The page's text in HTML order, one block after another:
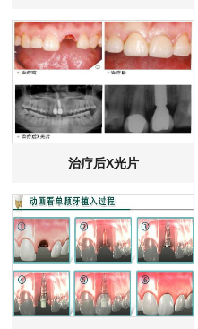
治疗后X光片